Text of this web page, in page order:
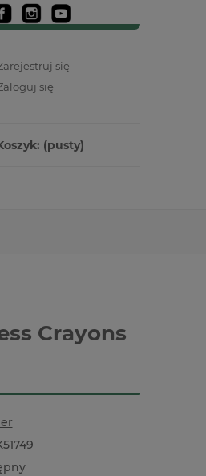
się
się
(pusty)
Crayons